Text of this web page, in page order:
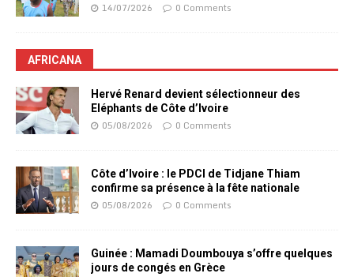
14/07/2026 0 Comments
AFRICANA
Hervé Renard devient sélectionneur des
Eléphants de Côte d’Ivoire
05/08/2026 0 Comments
Côte d’Ivoire : le PDCI de Tidjane Thiam
confirme sa présence à la fête nationale
05/08/2026 0 Comments
Guinée : Mamadi Doumbouya s’offre quelques
jours de congés en Grèce